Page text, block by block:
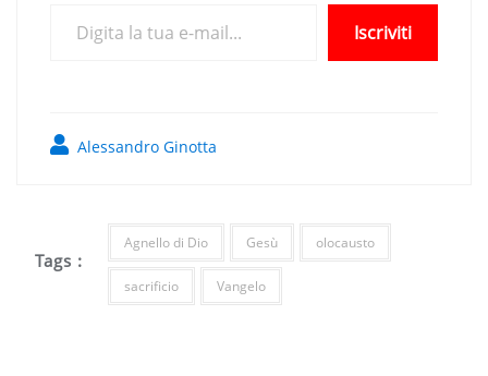
Iscriviti
Alessandro Ginotta
Tags :
Agnello di Dio Gesù olocausto
sacrificio Vangelo